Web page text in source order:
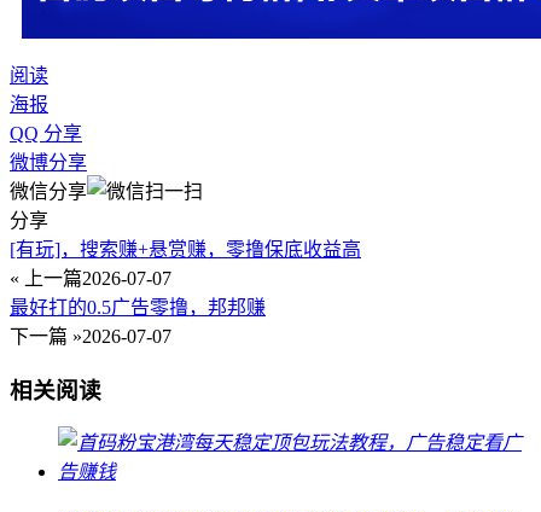
阅读
海报
QQ 分享
微博分享
微信分享
分享
[有玩]，搜索赚+悬赏赚，零撸保底收益高
« 上一篇2026-07-07
最好打的0.5广告零撸，邦邦赚
下一篇 »2026-07-07
相关阅读